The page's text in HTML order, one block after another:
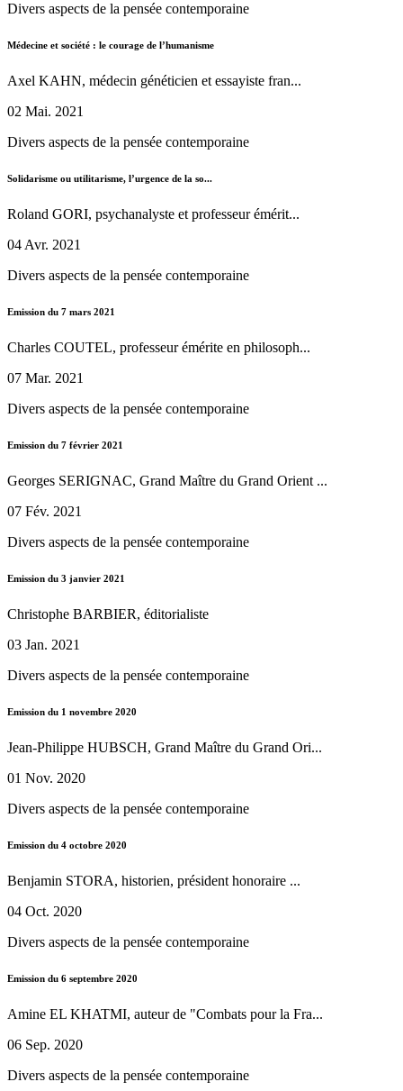
Divers aspects de la pensée contemporaine
Médecine et société : le courage de l’humanisme
Axel KAHN, médecin généticien et essayiste fran...
02 Mai. 2021
Divers aspects de la pensée contemporaine
Solidarisme ou utilitarisme, l’urgence de la so...
Roland GORI, psychanalyste et professeur émérit...
04 Avr. 2021
Divers aspects de la pensée contemporaine
Emission du 7 mars 2021
Charles COUTEL, professeur émérite en philosoph...
07 Mar. 2021
Divers aspects de la pensée contemporaine
Emission du 7 février 2021
Georges SERIGNAC, Grand Maître du Grand Orient ...
07 Fév. 2021
Divers aspects de la pensée contemporaine
Emission du 3 janvier 2021
Christophe BARBIER, éditorialiste
03 Jan. 2021
Divers aspects de la pensée contemporaine
Emission du 1 novembre 2020
Jean-Philippe HUBSCH, Grand Maître du Grand Ori...
01 Nov. 2020
Divers aspects de la pensée contemporaine
Emission du 4 octobre 2020
Benjamin STORA, historien, président honoraire ...
04 Oct. 2020
Divers aspects de la pensée contemporaine
Emission du 6 septembre 2020
Amine EL KHATMI, auteur de "Combats pour la Fra...
06 Sep. 2020
Divers aspects de la pensée contemporaine